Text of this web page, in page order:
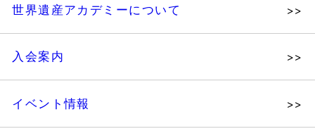
世界遺産アカデミーについて
入会案内
イベント情報